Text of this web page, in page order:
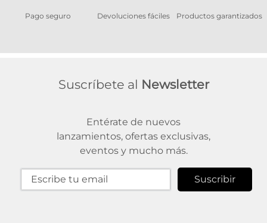
Pago seguro Devoluciones fáciles Productos garantizados
Suscríbete al Newsletter
Entérate de nuevos
lanzamientos, ofertas exclusivas,
eventos y mucho más.
Suscribir